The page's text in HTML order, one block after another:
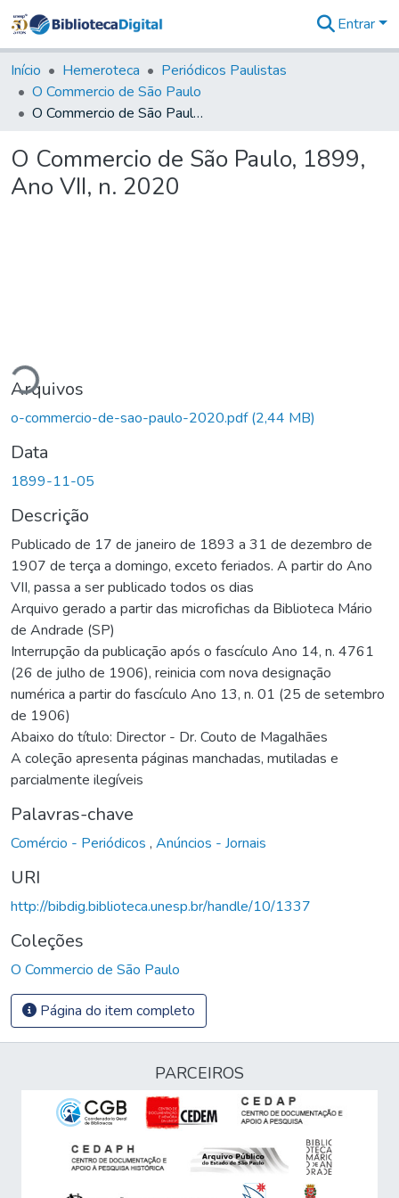
&
Coleções
Tudo na
Biblioteca
Estatísticas
Entrar
Início Hemeroteca
Periódicos Paulistas
O Commercio de São Paulo
O Commercio de São Paulo, 1899, Ano VII, n. 2020
O Commercio de São Paulo, 1899,
Ano VII, n. 2020
Arquivos
o-commercio-de-sao-paulo-2020.pdf(2,44 MB)
Data
1899-11-05
Descrição
Publicado de 17 de janeiro de 1893 a 31 de dezembro de
1907 de terça a domingo, exceto feriados. A partir do Ano
VII, passa a ser publicado todos os dias
Arquivo gerado a partir das microfichas da Biblioteca Mário
de Andrade (SP)
Interrupção da publicação após o fascículo Ano 14, n. 4761
(26 de julho de 1906), reinicia com nova designação
numérica a partir do fascículo Ano 13, n. 01 (25 de setembro
de 1906)
Abaixo do título: Director - Dr. Couto de Magalhães
A coleção apresenta páginas manchadas, mutiladas e
parcialmente ilegíveis
Palavras-chave
Comércio - Periódicos , Anúncios - Jornais
URI
http://bibdig.biblioteca.unesp.br/handle/10/1337
Coleções
O Commercio de São Paulo
Página do item completo
PARCEIROS